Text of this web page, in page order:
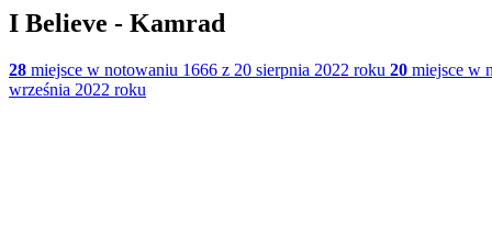
I Believe - Kamrad
28 miejsce w notowaniu 1666 z 20 sierpnia 2022 roku 20 miejsce w
września 2022 roku